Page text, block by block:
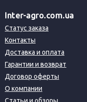
Inter-agro.com.ua
Статус заказа
Контакты
Доставка и оплата
Гарантии и возврат
Договор оферты
О компании